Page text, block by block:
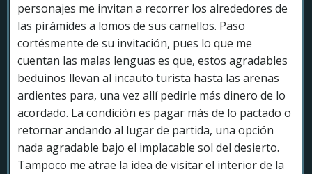
personajes me invitan a recorrer los alrededores de
las pirámides a lomos de sus camellos. Paso
cortésmente de su invitación, pues lo que me
cuentan las malas lenguas es que, estos agradables
beduinos llevan al incauto turista hasta las arenas
ardientes para, una vez allí pedirle más dinero de lo
acordado. La condición es pagar más de lo pactado o
retornar andando al lugar de partida, una opción
nada agradable bajo el implacable sol del desierto.
Tampoco me atrae la idea de visitar el interior de la